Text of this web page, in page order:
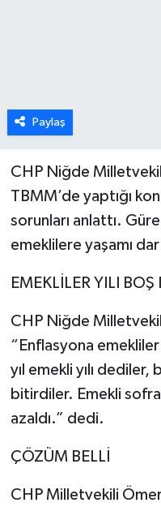
Paylaş
CHP Niğde
TBMM’de yaptığı
sorunları anlattı.
emeklilere yaşamı
EMEKLİLER YILI BOŞ
CHP Niğde
“Enflasyona
yıl emekli yılı dediler,
bitirdiler. Emekli
azaldı.” dedi.
ÇÖZÜM BELLİ
CHP Milletvekili